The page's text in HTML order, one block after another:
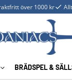
över 1000 kr
BRÄDSPEL &